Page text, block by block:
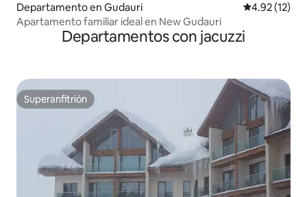
Departamento en Gudauri Calificación
4.92 (12)
Apartamento familiar ideal en New Gudauri
Departamentos con jacuzzi
Superanfitrión
Superanfitrión